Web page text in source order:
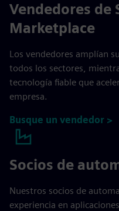
Vendedores de
Marketplace
Los vendedores amplían
todos los sectores,
tecnología fiable que
empresa.
Busque un vendedor >
Socios de
Nuestros socios de
experiencia en